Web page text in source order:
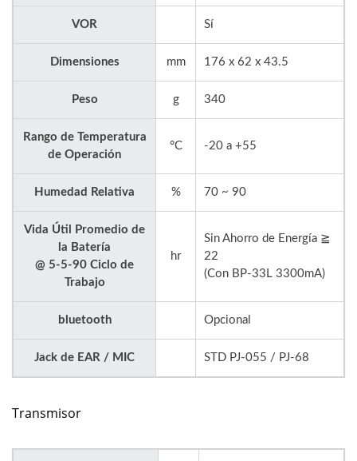
VOR Sí
Dimensiones mm 176 x 62 x 43.5
Peso g 340
Rango de Temperatura
de Operación
°C -20 a +55
Humedad Relativa % 70 ~ 90
Vida Útil Promedio de
la Batería
@ 5-5-90 Ciclo de
Trabajo
hr
Sin Ahorro de Energía ≧
22
(Con BP-33L 3300mA)
bluetooth Opcional
Jack de EAR / MIC STD PJ-055 / PJ-68
Transmisor